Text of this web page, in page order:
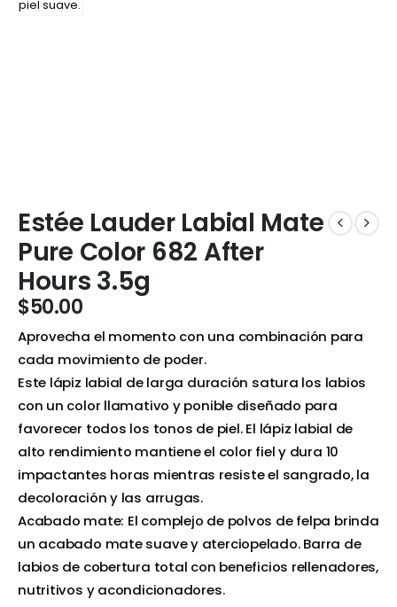
Estée Lauder Labial Mate
Pure Color 682 After
Hours 3.5g
$50.00
Aprovecha el momento con una combinación para
cada movimiento de poder.
Este lápiz labial de larga duración satura los labios
con un color llamativo y ponible diseñado para
favorecer todos los tonos de piel. El lápiz labial de
alto rendimiento mantiene el color fiel y dura 10
impactantes horas mientras resiste el sangrado, la
decoloración y las arrugas.
Acabado mate: El complejo de polvos de felpa brinda
un acabado mate suave y aterciopelado. Barra de
labios de cobertura total con beneficios rellenadores,
nutritivos y acondicionadores.